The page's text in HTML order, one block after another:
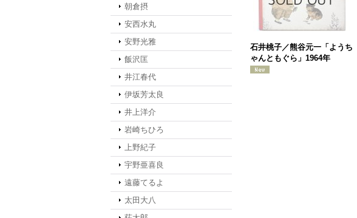
朝倉摂
安西水丸
安野光雅
飯沢匡
井江春代
伊坂芳太良
井上洋介
岩崎ちひろ
上野紀子
宇野亜喜良
遠藤てるよ
太田大八
石井桃子／熊谷元一「ようち
ゃんともぐら」1964年